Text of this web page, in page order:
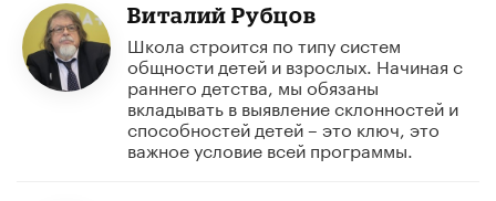
Виталий Рубцов
Школа строится по типу систем
общности детей и взрослых. Начиная с
раннего детства, мы обязаны
вкладывать в выявление склонностей и
способностей детей – это ключ, это
важное условие всей программы.